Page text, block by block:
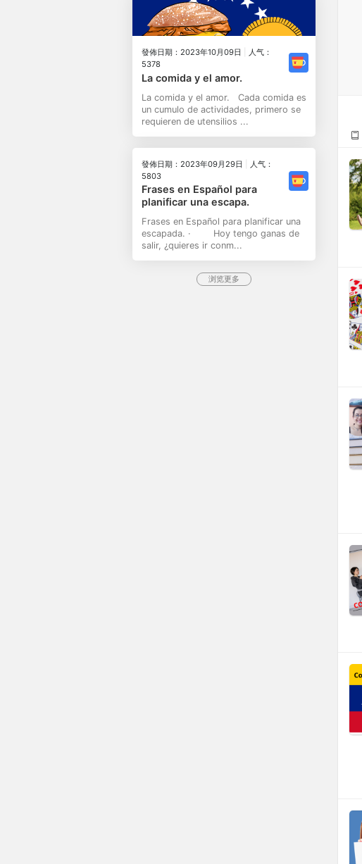
發佈日期：2023年10月09日
人气：
5378
La comida y el amor.
La comida y el amor. Cada comida es
un cumulo de actividades, primero se
requieren de utensilios ...
發佈日期：2023年09月29日
人气：
5803
Frases en Español para
planificar una escapa.
Frases en Español para planificar una
escapada. · Hoy tengo ganas de
salir, ¿quieres ir conm...
浏览更多